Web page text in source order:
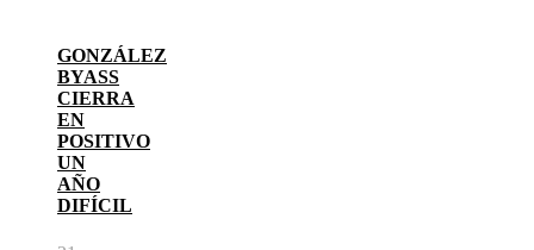
GONZÁLEZ
BYASS
CIERRA
EN
POSITIVO
UN
AÑO
DIFÍCIL